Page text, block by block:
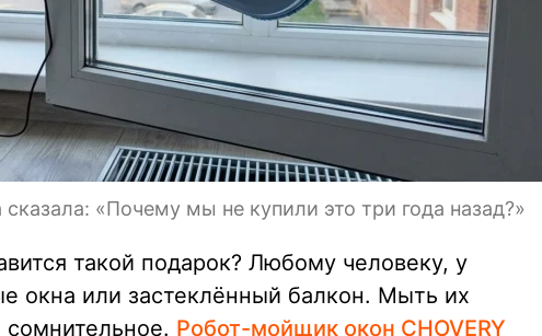
«Почему мы не купили это три года назад?»
такой подарок? Любому человеку, у
окна или застеклённый балкон. Мыть их
Робот-мойщик окон CHOVERY